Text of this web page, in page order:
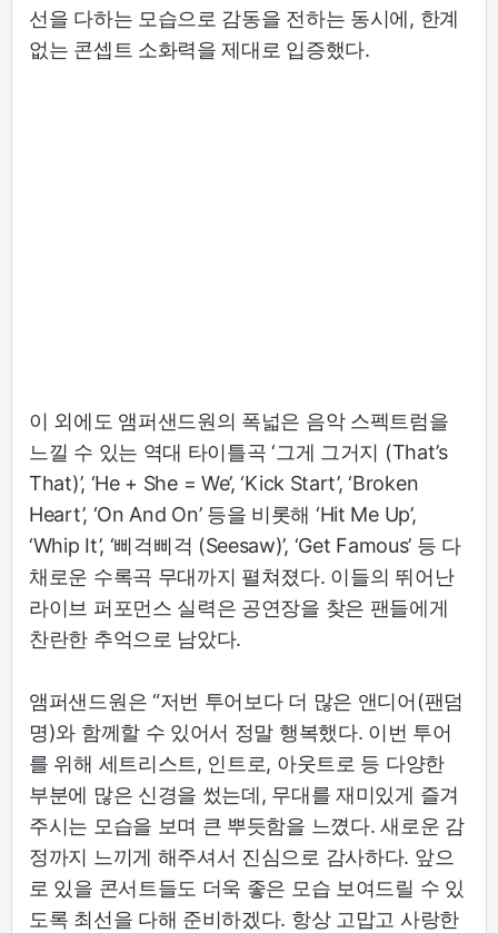
선을 다하는 모습으로 감동을 전하는 동시에, 한계
없는 콘셉트 소화력을 제대로 입증했다.
이 외에도 앰퍼샌드원의 폭넓은 음악 스펙트럼을
느낄 수 있는 역대 타이틀곡 ‘그게 그거지 (That’s
That)’, ‘He + She = We’, ‘Kick Start’, ‘Broken
Heart’, ‘On And On’ 등을 비롯해 ‘Hit Me Up’,
‘Whip It’, ‘삐걱삐걱 (Seesaw)’, ‘Get Famous’ 등 다
채로운 수록곡 무대까지 펼쳐졌다. 이들의 뛰어난
라이브 퍼포먼스 실력은 공연장을 찾은 팬들에게
찬란한 추억으로 남았다.
앰퍼샌드원은 “저번 투어보다 더 많은 앤디어(팬덤
명)와 함께할 수 있어서 정말 행복했다. 이번 투어
를 위해 세트리스트, 인트로, 아웃트로 등 다양한
부분에 많은 신경을 썼는데, 무대를 재미있게 즐겨
주시는 모습을 보며 큰 뿌듯함을 느꼈다. 새로운 감
정까지 느끼게 해주셔서 진심으로 감사하다. 앞으
로 있을 콘서트들도 더욱 좋은 모습 보여드릴 수 있
도록 최선을 다해 준비하겠다. 항상 고맙고 사랑한